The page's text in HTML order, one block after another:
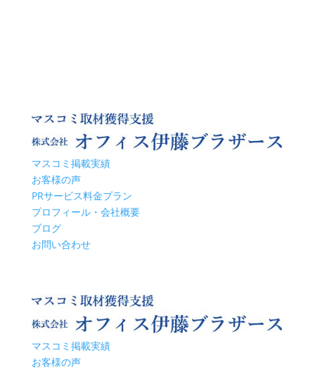
マスコミ掲載実績
お客様の声
PRサービス料金プラン
プロフィール・会社概要
ブログ
お問い合わせ
マスコミ掲載実績
お客様の声